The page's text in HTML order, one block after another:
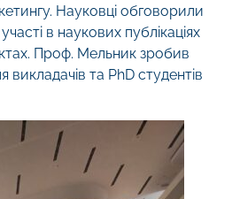
Науковці обговорили
в наукових публікаціях
Проф. Мельник зробив
викладачів та PhD студентів